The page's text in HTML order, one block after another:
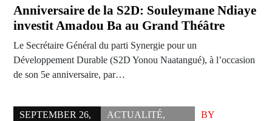
Anniversaire de la S2D: Souleymane Ndiaye
investit Amadou Ba au Grand Théâtre
Le Secrétaire Général du parti Synergie pour un
Développement Durable (S2D Yonou Naatangué), à l’occasion
de son 5e anniversaire, par…
SEPTEMBER 26,
ACTUALITÉ,
BY